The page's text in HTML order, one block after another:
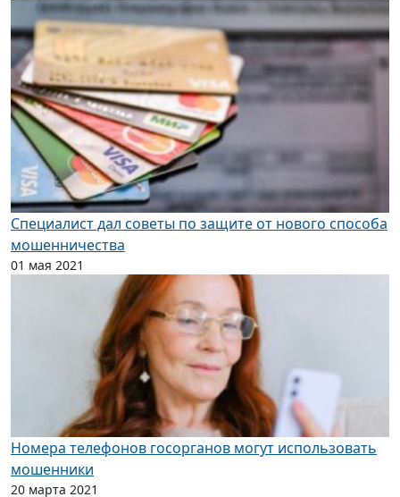
Специалист дал советы по защите от нового способа
мошенничества
01 мая 2021
Номера телефонов госорганов могут использовать
мошенники
20 марта 2021